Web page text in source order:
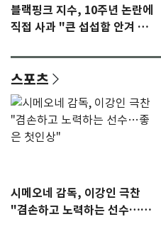
블랙핑크 지수, 10주년 논란에
직접 사과 "큰 섭섭함 안겨 미
스포츠
시메오네 감독, 이강인 극찬
"겸손하고 노력하는 선수…좋